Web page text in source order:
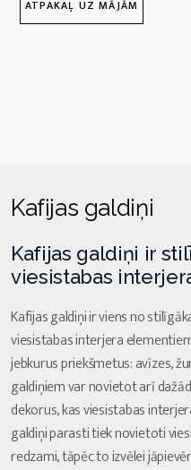
ATPAKAĻ UZ MĀJĀM
Kafijas galdiņi
Kafijas galdiņi ir
viesistabas
Kafijas galdiņi ir viens no
viesistabas interjera
jebkurus priekšmetus: avīzes,
galdiņiem var novietot arī
dekorus, kas viesistabas
galdiņi parasti tiek novietoti
redzami, tāpēc to izvēlei